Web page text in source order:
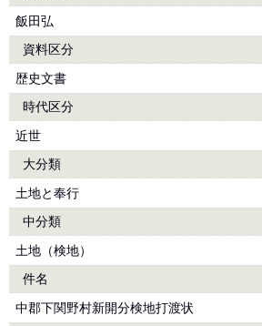
飯田弘
資料区分
歴史文書
時代区分
近世
大分類
土地と奉行
中分類
土地（検地）
件名
中郡下関野村新開分検地打渡状